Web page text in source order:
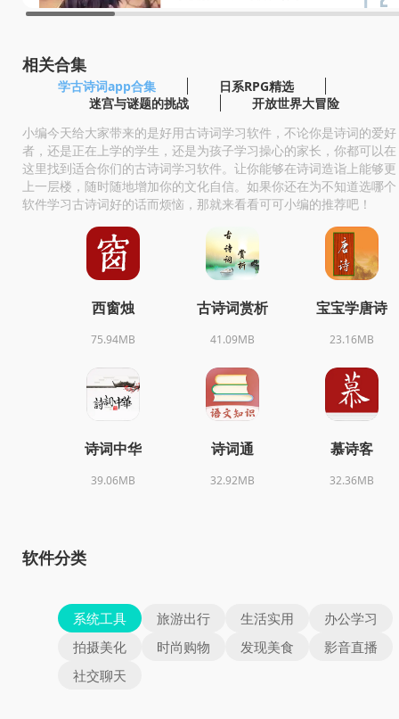
相关合集
学古诗词app合集
日系RPG精选
迷宫与谜题的挑战
开放世界大冒险
小编今天给大家带来的是好用古诗词学习软件，不论你是诗词的爱好
者，还是正在上学的学生，还是为孩子学习操心的家长，你都可以在
这里找到适合你们的古诗词学习软件。让你能够在诗词造诣上能够更
上一层楼，随时随地增加你的文化自信。如果你还在为不知道选哪个
软件学习古诗词好的话而烦恼，那就来看看可可小编的推荐吧！
西窗烛
75.94MB
古诗词赏析
41.09MB
宝宝学唐诗
23.16MB
诗词中华
39.06MB
诗词通
32.92MB
慕诗客
32.36MB
软件分类
系统工具 旅游出行 生活实用
办公学习
拍摄美化
时尚购物 发现美食
影音直播
社交聊天